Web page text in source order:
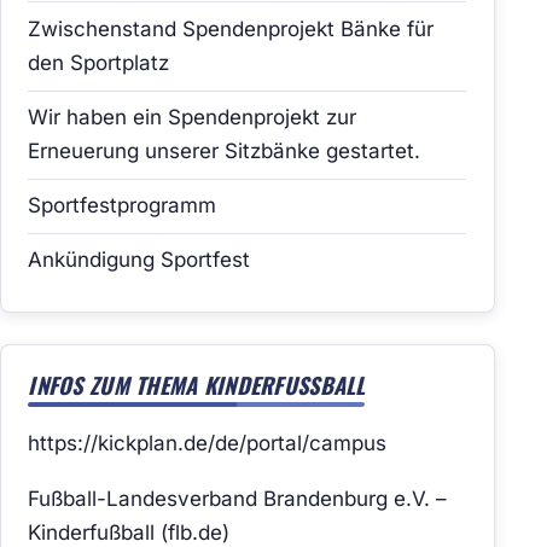
Zwischenstand Spendenprojekt Bänke für
den Sportplatz
Wir haben ein Spendenprojekt zur
Erneuerung unserer Sitzbänke gestartet.
Sportfestprogramm
Ankündigung Sportfest
INFOS ZUM THEMA KINDERFUSSBALL
https://kickplan.de/de/portal/campus
Fußball-Landesverband Brandenburg e.V. –
Kinderfußball (flb.de)